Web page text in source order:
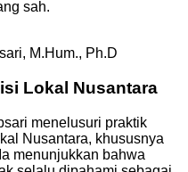
sah.
M.Hum., Ph.D
Lokal Nusantara
menelusuri praktik
Nusantara, khususnya
menunjukkan bahwa